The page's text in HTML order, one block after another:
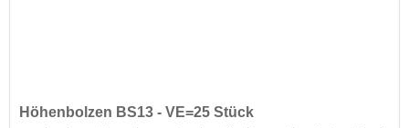
Höhenbolzen BS13 - VE=25 Stück